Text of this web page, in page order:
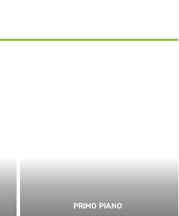
PRIMO PIANO